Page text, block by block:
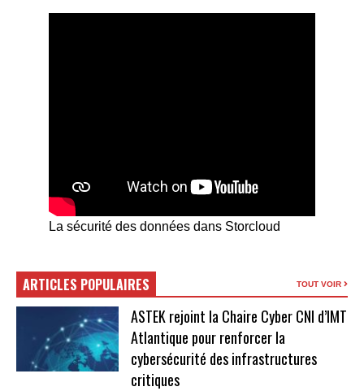
La sécurité des données dans Storcloud
ARTICLES POPULAIRES TOUT VOIR
ASTEK rejoint la Chaire Cyber CNI d’IMT
Atlantique pour renforcer la
cybersécurité des infrastructures
critiques